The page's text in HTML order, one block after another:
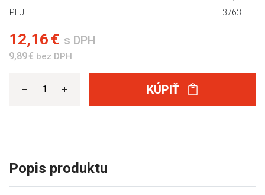
PLU:
3763
12,16 € s DPH
9,89 € bez DPH
KÚPIŤ
Popis produktu